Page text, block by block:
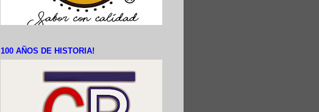
100 AÑOS DE HISTORIA!